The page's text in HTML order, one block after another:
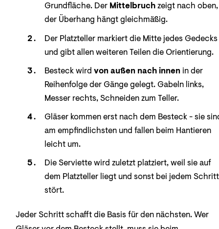
Grundfläche. Der Mittelbruchzeigt nach oben,
der Überhang hängt gleichmäßig.
Der Platzteller markiert die Mitte jedes Gedecks
und gibt allen weiteren Teilen die Orientierung.
Besteck wird von außen nach innen in der
Reihenfolge der Gänge gelegt. Gabeln links,
Messer rechts, Schneiden zum Teller.
Gläser kommen erst nach dem Besteck - sie
am empfindlichsten und fallen beim Hantieren
leicht um.
Die Serviette wird zuletzt platziert, weil sie auf
dem Platzteller liegt und sonst bei jedem Schritt
stört.
Jeder Schritt schafft die Basis für den nächsten. Wer